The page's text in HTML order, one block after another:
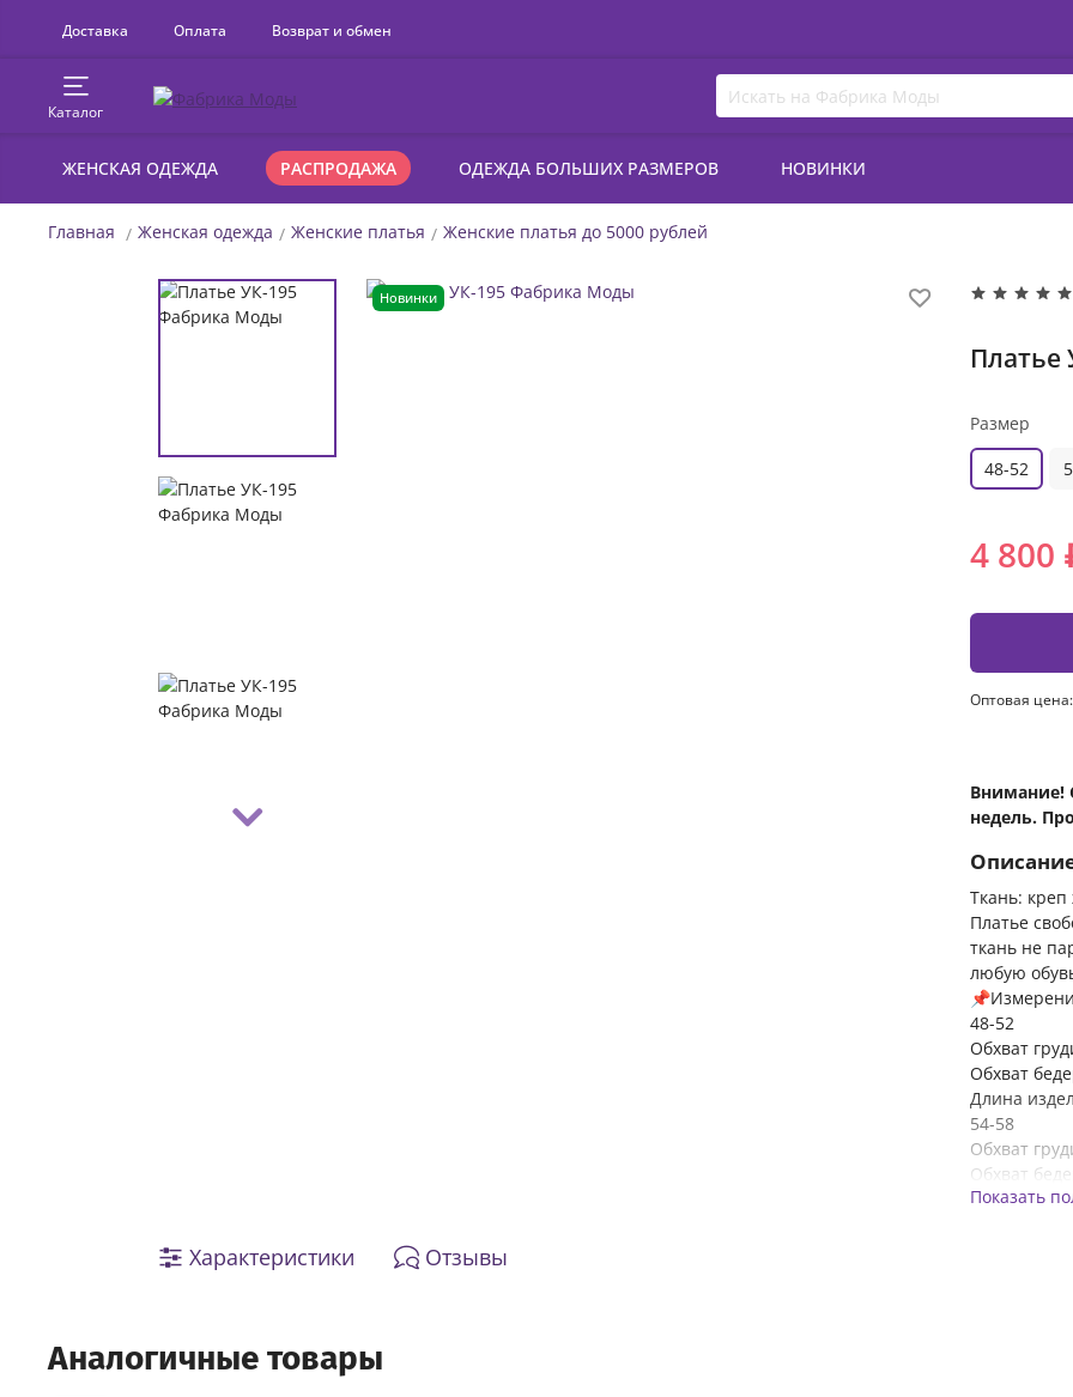
Доставка Оплата Возврат и обмен
Каталог
ЖЕНСКАЯ ОДЕЖДА РАСПРОДАЖА ОДЕЖДА БОЛЬШИХ РАЗМЕРОВ НОВИНКИ
Главная Женская одежда Женские платья Женские платья до 5000 рублей
Новинки
Размер
48-52
4 800
Оптовая цена:
Внимание!
недель.
Ткань: креп
Платье
ткань не
любую
48-52
Обхват
Обхват
Длина
54-58
Обхват
Обхват
Длина
Показать
Характеристики Отзывы
Аналогичные товары